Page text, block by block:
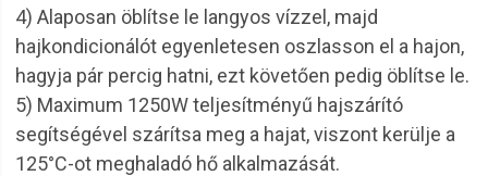
4) Alaposan öblítse le langyos vízzel, majd
hajkondicionálót egyenletesen oszlasson el a hajon,
hagyja pár percig hatni, ezt követően pedig öblítse le.
5) Maximum 1250W teljesítményű hajszárító
segítségével szárítsa meg a hajat, viszont kerülje a
125°C-ot meghaladó hő alkalmazását.